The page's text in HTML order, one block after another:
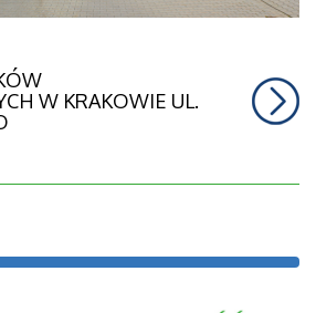
W KRAKOWIE UL.